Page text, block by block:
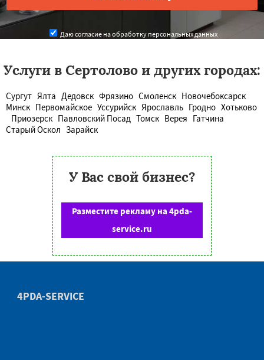
Даю согласие на обработку персональных данных
Услуги в Сертолово и других городах:
Сургут Ялта Дедовск Фрязино Смоленск Новочебоксарск
Минск Первомайское Уссурийск Ярославль Гродно Хотьково
Приозерск Павловский Посад Томск Верея Гатчина
Старый Оскол Зарайск
У Вас свой бизнес?
Разместите рекламу на 4pda-
service.ru
4PDA-SERVICE